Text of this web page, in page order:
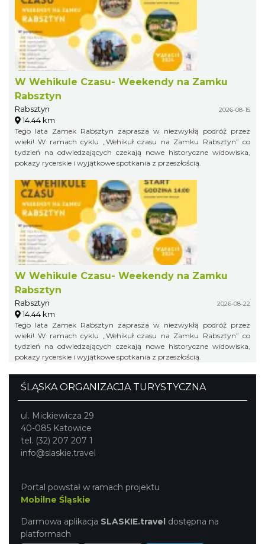
W Wehikule Czasu- Weekendy na Zamku
Rabsztyn
Rabsztyn 2026-08-15
14.44 km
Tego lata Zamek Rabsztyn zaprasza w niezwykłą podróż przez
wieki! W ramach cyklu „Wehikuł czasu na Zamku Rabsztyn” co
tydzień na odwiedzających czekają nowe historyczne widowiska,
pokazy rycerskie i wyjątkowe spotkania z przeszłością.
W Wehikule Czasu- Weekendy na Zamku
Rabsztyn
Rabsztyn 2026-08-22
14.44 km
Tego lata Zamek Rabsztyn zaprasza w niezwykłą podróż przez
wieki! W ramach cyklu „Wehikuł czasu na Zamku Rabsztyn” co
tydzień na odwiedzających czekają nowe historyczne widowiska,
pokazy rycerskie i wyjątkowe spotkania z przeszłością.
ŚLĄSKA ORGANIZACJA TURYSTYCZNA
ul. Mickiewicza 29
40-085 Katowice
tel. (32) 207 207 1
info@slaskie.travel
Portal powstał w ramach projektu
Mobilne Śląskie
Darmowa aplikacja SLASKIE.travel dostępna na
platformach